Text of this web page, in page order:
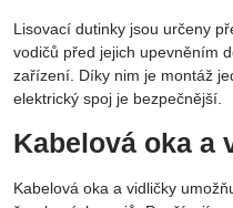
Lisovací dutinky jsou určeny
vodičů před jejich upevněním
zařízení. Díky nim je montáž
elektrický spoj je bezpečnější.
Kabelová oka a
Kabelová oka a vidličky